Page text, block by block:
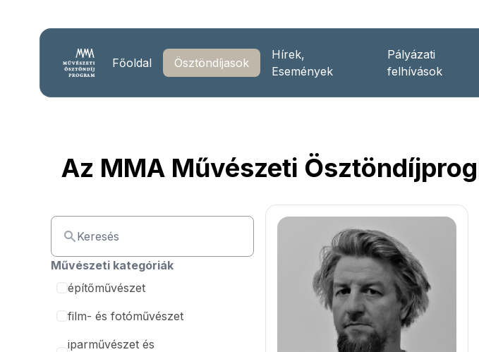
Főoldal Ösztöndíjasok
Hírek,
Események
Pályázati
felhívások
Az MMA Művészeti
Művészeti kategóriák
építőművészet
film- és fotóművészet
iparművészet és